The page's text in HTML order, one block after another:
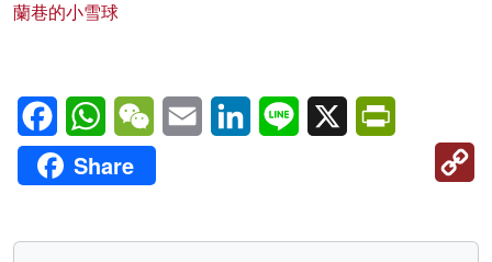
蘭巷的小雪球
FacebookWhatsAppWeChatEmail LinkedInLine X
Share